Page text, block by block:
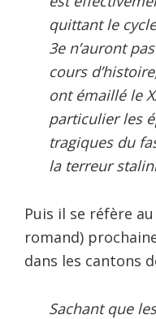
quittant le
3e n’auront
cours
ont émaillé le
particulier les
tragiques du
la terreur
Puis il se réfère au
romand)
dans les cantons
Sachant que